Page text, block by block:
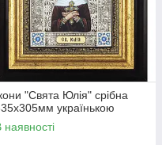
"Свята Юлія" срібна
українькою
наявності